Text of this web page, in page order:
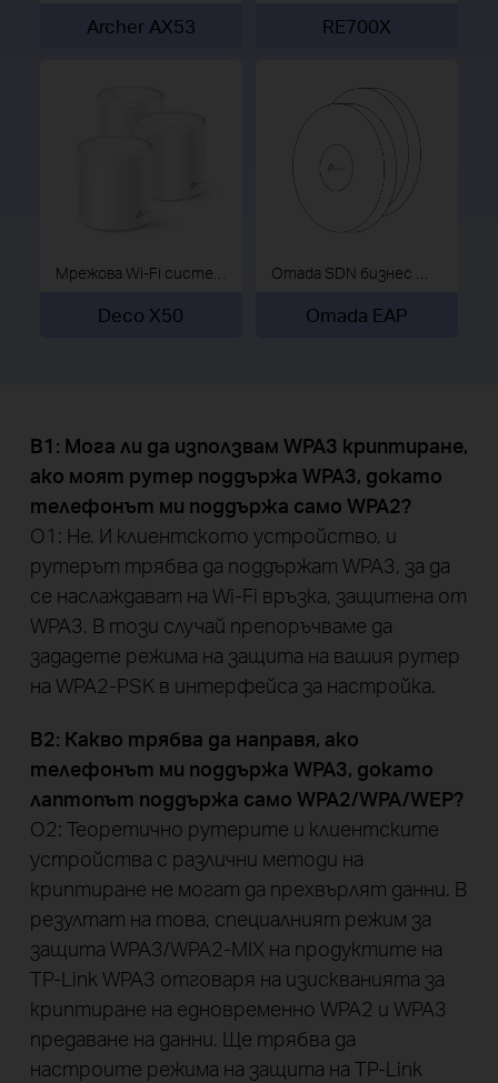
Archer AX53 RE700X
Deco X50 Omada EAP
В1: Мога ли да използвам WPA3 криптиране,
ако моят рутер поддържа WPA3, докато
телефонът ми поддържа само WPA2?
О1: Не. И клиентското устройство, и
рутерът трябва да поддържат WPA3, за да
се наслаждават на Wi-Fi връзка, защитена от
WPA3. В този случай препоръчваме да
зададете режима на защита на вашия рутер
на WPA2-PSK в интерфейса за настройка.
В2: Какво трябва да направя, ако
телефонът ми поддържа WPA3, докато
лаптопът поддържа само WPA2/WPA/WEP?
О2: Теоретично рутерите и клиентските
устройства с различни методи на
криптиране не могат да прехвърлят данни. В
резултат на това, специалният режим за
защита WPA3/WPA2-MIX на продуктите на
TP-Link WPA3 отговаря на изискванията за
криптиране на едновременно WPA2 и WPA3
предаване на данни. Ще трябва да
настроите режима на защита на TP-Link